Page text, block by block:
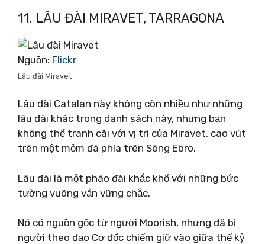
11. LÂU ĐÀI MIRAVET, TARRAGONA
Nguồn: Flickr
Lâu đài Miravet
Lâu đài Catalan này không còn nhiều như những
lâu đài khác trong danh sách này, nhưng bạn
không thể tranh cãi với vị trí của Miravet, cao vút
trên một mỏm đá phía trên Sông Ebro.
Lâu đài là một pháo đài khắc khổ với những bức
tường vuông vắn vững chắc.
Nó có nguồn gốc từ người Moorish, nhưng đã bị
người theo đạo Cơ đốc chiếm giữ vào giữa thế kỷ